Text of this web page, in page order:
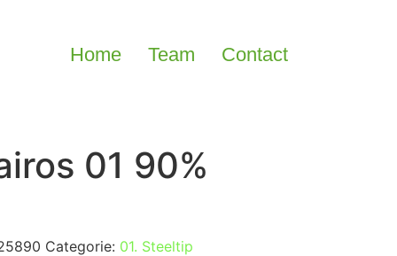
Home Team Contact
01 90%
Categorie: 01. Steeltip